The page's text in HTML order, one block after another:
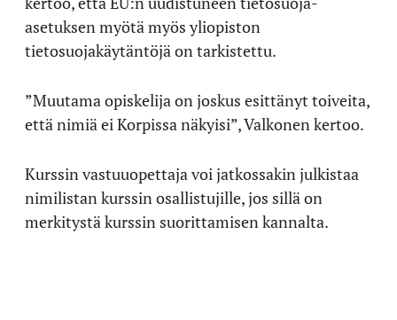
asetuksen myötä myös yliopiston
tietosuojakäytäntöjä on tarkistettu.
”Muutama opiskelija on joskus esittänyt toiveita,
että nimiä ei Korpissa näkyisi”, Valkonen kertoo.
Kurssin vastuuopettaja voi jatkossakin julkistaa
nimilistan kurssin osallistujille, jos sillä on
merkitystä kurssin suorittamisen kannalta.